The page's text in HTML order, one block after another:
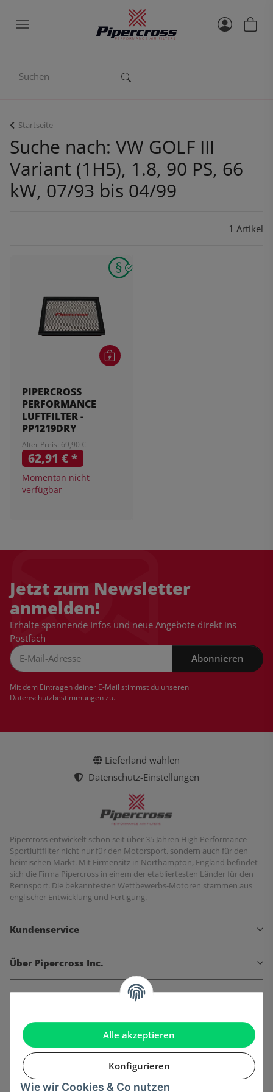
Alle akzeptieren
Konfigurieren
Wie wir Cookies & Co nutzen
Startseite
Suche nach: VW GOLF III
Variant (1H5), 1.8, 90 PS, 66
kW, 07/93 bis 04/99
1 Artikel
PIPERCROSS
PERFORMANCE
LUFTFILTER -
PP1219DRY
Alter Preis: 69,90 €
62,91 €*
Momentan nicht
verfügbar
Jetzt zum Newsletter
anmelden!
Erhalte spannende Infos und neue Angebote direkt ins
Postfach
Abonnieren
Mit dem Eintragen deiner E-Mail stimmst du unseren
Datenschutzbestimmungenzu.
Lieferland wählen
Datenschutz-Einstellungen
Pipercross entwickelt schon seit über 35 Jahren High Performance
Sportluftfilter nicht nur für den Motorsport, sondern auch für den
heimischen Markt. Mit Firmensitz in Northampton, England befindet
sich die Firma Pipercross in einem der etabliertesten Länder für den
Rennsport. Die bekanntesten Wettbewerbs-Motoren stammen aus
englischer Entwicklung und Fertigung.
Kundenservice
Über Pipercross Inc.
Informationen
Gesetzliche Informationen